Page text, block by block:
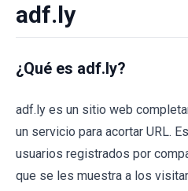
adf.ly
¿Qué es adf.ly?
adf.ly es un sitio web
un servicio para acortar URL.
usuarios registrados por
que se les muestra a los